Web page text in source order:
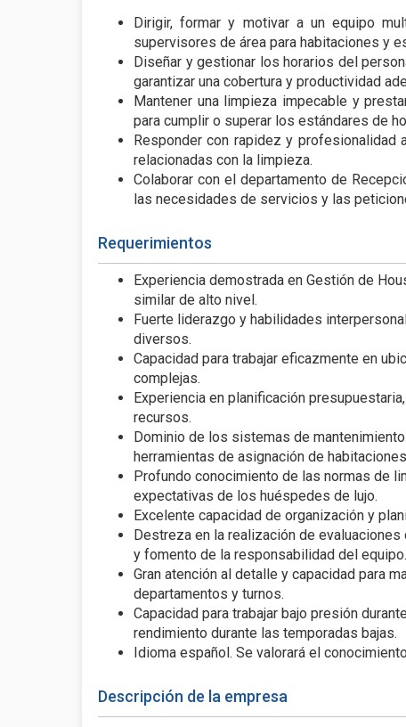
Dirigir, formar y motivar a un equipo
supervisores de área para habitaciones y
Diseñar y gestionar los horarios del
garantizar una cobertura y productividad
Mantener una limpieza impecable y
para cumplir o superar los estándares de
Responder con rapidez y
relacionadas con la limpieza.
Colaborar con el departamento de
las necesidades de servicios y las
Requerimientos
Experiencia demostrada en Gestión de
similar de alto nivel.
Fuerte liderazgo y habilidades
diversos.
Capacidad para trabajar eficazmente en
complejas.
Experiencia en planificación
recursos.
Dominio de los sistemas de
herramientas de asignación de
Profundo conocimiento de las normas de
expectativas de los huéspedes de lujo.
Excelente capacidad de organización y
Destreza en la realización de
y fomento de la responsabilidad del equipo.
Gran atención al detalle y capacidad para
departamentos y turnos.
Capacidad para trabajar bajo presión
rendimiento durante las temporadas bajas.
Idioma español. Se valorará el
Descripción de la empresa